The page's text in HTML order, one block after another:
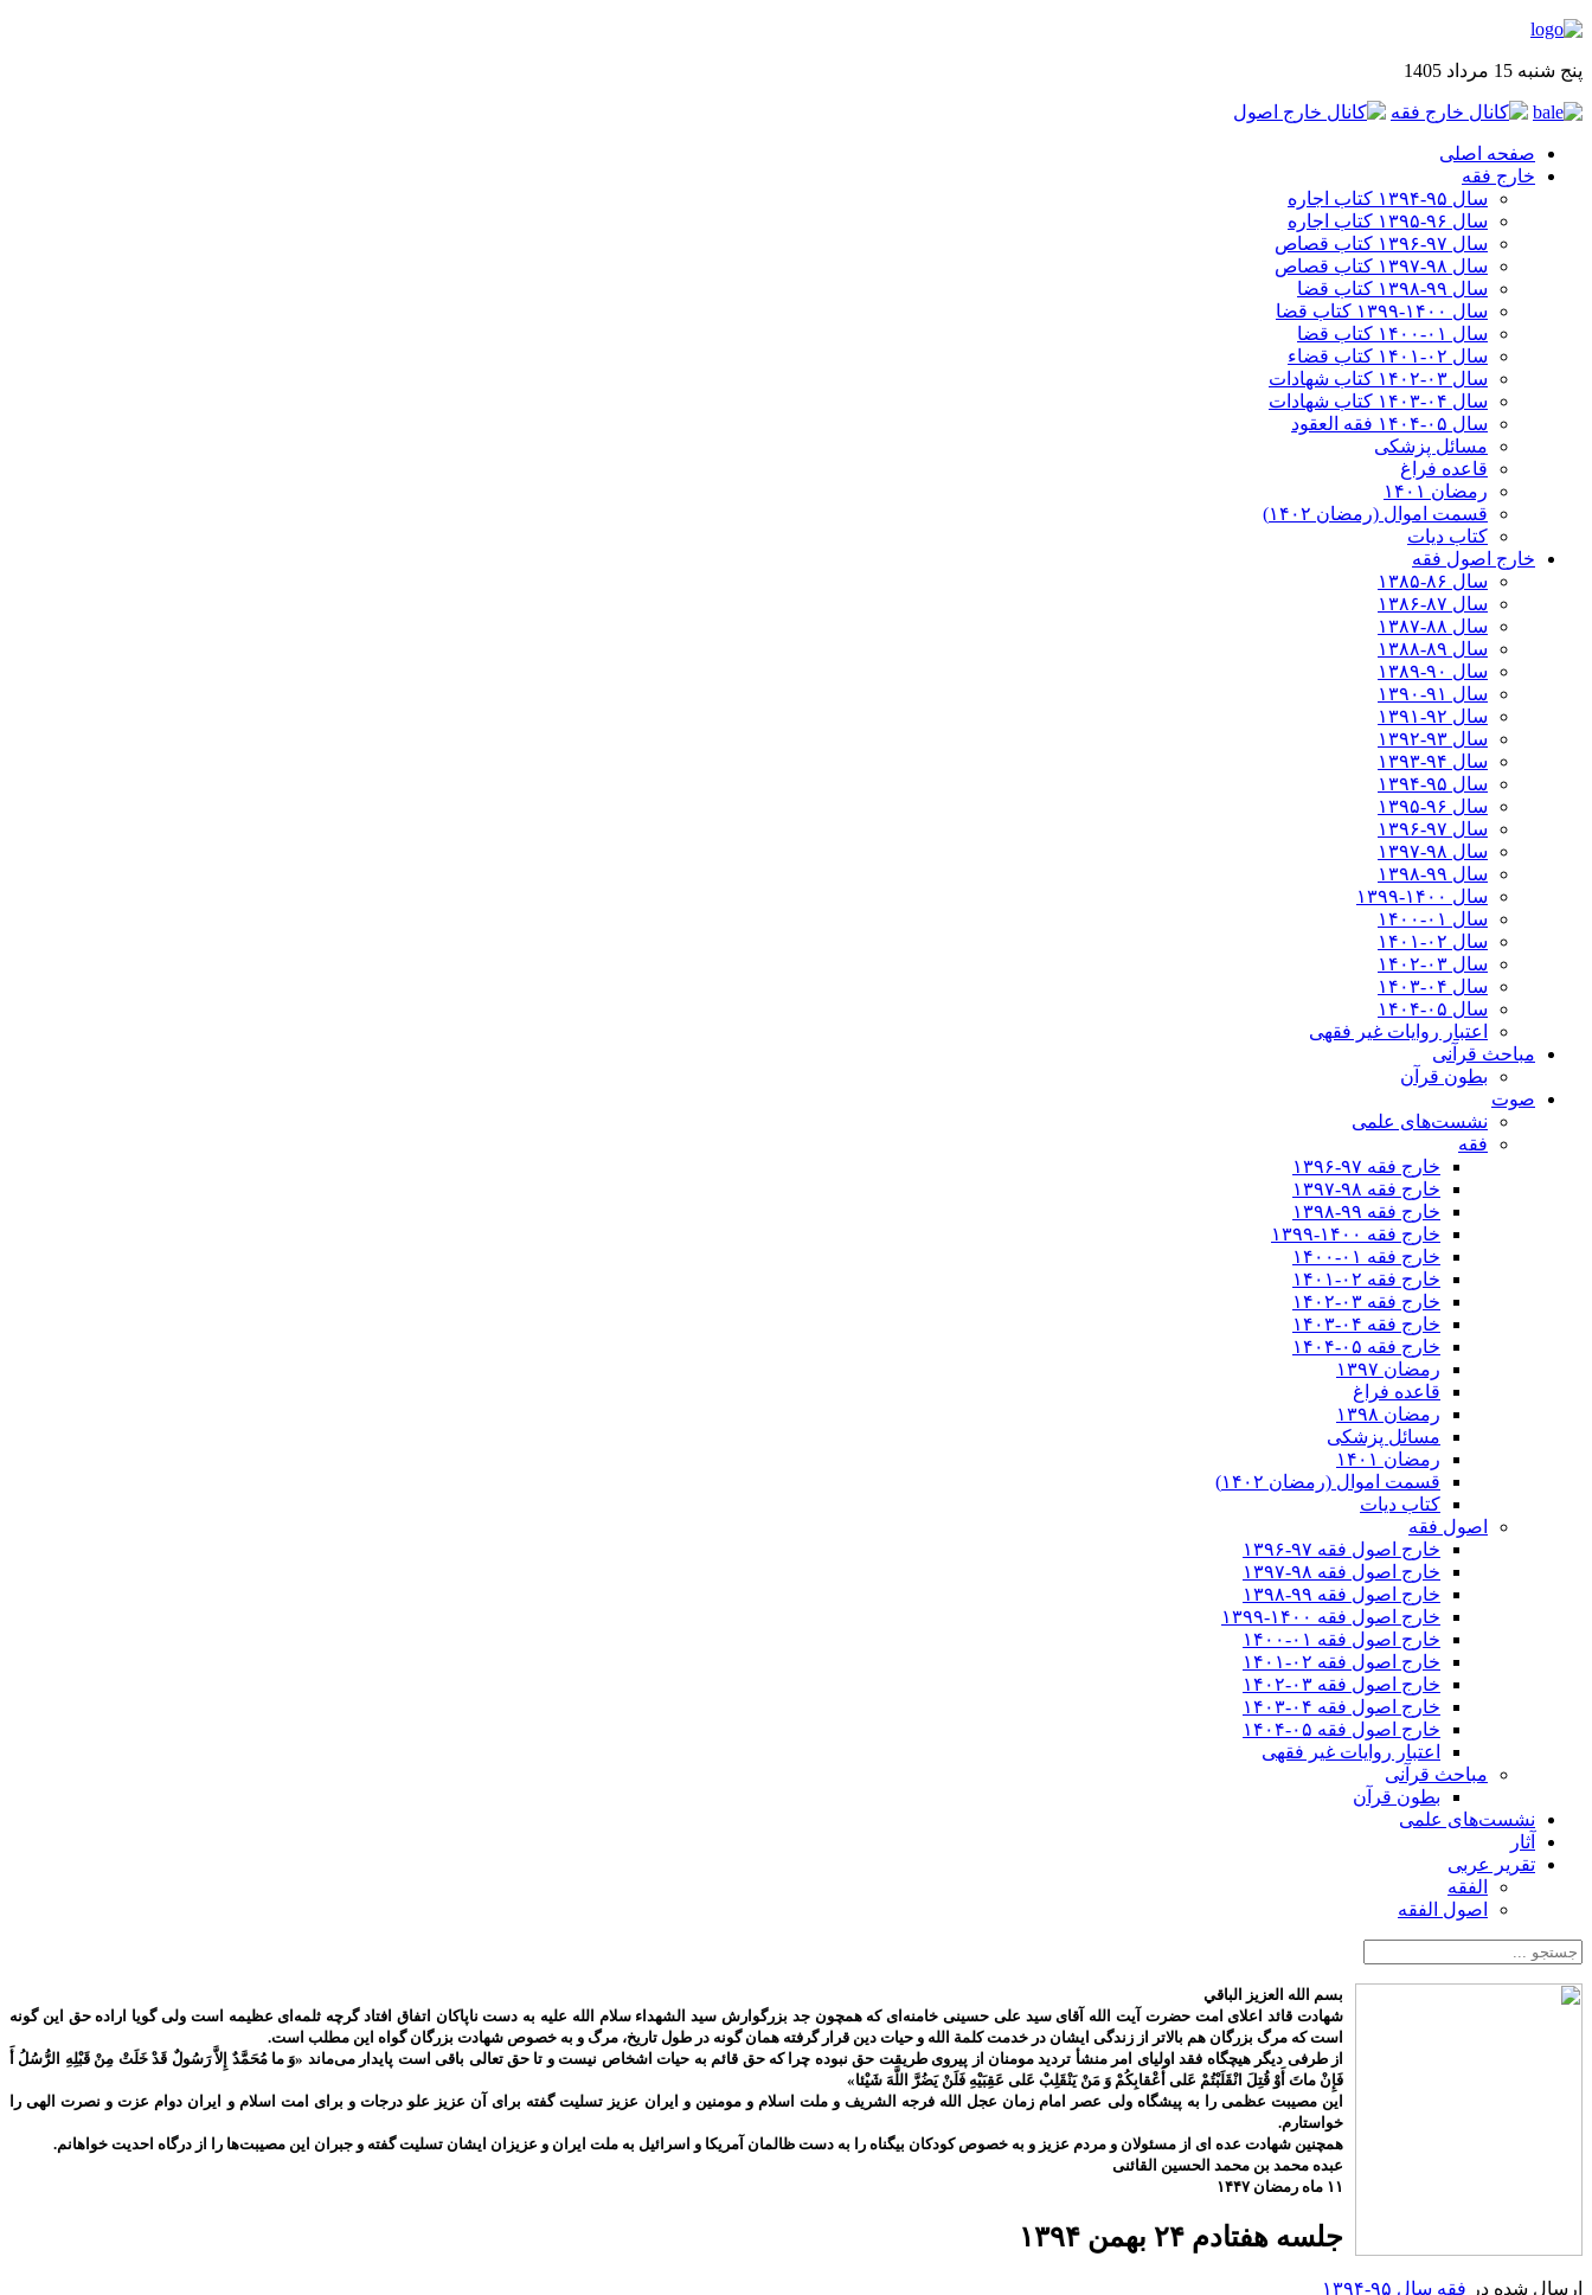
پنج شنبه 15 مرداد 1405
صفحه اصلی
خارج فقه
سال ۹۵-۱۳۹۴ کتاب اجاره
سال ۹۶-۱۳۹۵ کتاب اجاره
سال ۹۷-۱۳۹۶ کتاب قصاص
سال ۹۸-۱۳۹۷ کتاب قصاص
سال ۹۹-۱۳۹۸‍ کتاب قضا
سال ۱۴۰۰-۱۳۹۹ کتاب قضا
سال ۰۱-۱۴۰۰ کتاب قضا
سال ۰۲-۱۴۰۱ کتاب قضاء
سال ۰۳-۱۴۰۲ کتاب شهادات
سال ۰۴-۱۴۰۳ کتاب شهادات
سال ۰۵-۱۴۰۴ فقه العقود
مسائل پزشکی
قاعده فراغ
رمضان ۱۴۰۱
قسمت اموال (رمضان ۱۴۰۲)
کتاب دیات
خارج اصول فقه
سال ۸۶-۱۳۸۵
سال ۸۷-۱۳۸۶
سال ۸۸-۱۳۸۷
سال ۸۹-۱۳۸۸
سال ۹۰-۱۳۸۹
سال ۹۱-۱۳۹۰
سال ۹۲-۱۳۹۱
سال ۹۳-۱۳۹۲
سال ۹۴-۱۳۹۳
سال ۹۵-۱۳۹۴
سال ۹۶-۱۳۹۵
سال ۹۷-۱۳۹۶
سال ۹۸-۱۳۹۷
سال ۹۹-۱۳۹۸‍
سال ۱۴۰۰-۱۳۹۹
سال ۰۱-۱۴۰۰
سال ۰۲-۱۴۰۱
سال ۰۳-۱۴۰۲
سال ۰۴-۱۴۰۳
سال ۰۵-۱۴۰۴
اعتبار روایات غیر فقهی
مباحث قرآنی
بطون قرآن
صوت
نشست‌های علمی
فقه
خارج فقه ۹۷-۱۳۹۶
خارج فقه ۹۸-۱۳۹۷
خارج فقه ۹۹-۱۳۹۸
خارج فقه ۱۴۰۰-۱۳۹۹
خارج فقه ۰۱-۱۴۰۰
خارج فقه ۰۲-۱۴۰۱
خارج فقه ۰۳-۱۴۰۲
خارج فقه ۰۴-۱۴۰۳
خارج فقه ۰۵-۱۴۰۴
رمضان ۱۳۹۷
قاعده فراغ
رمضان ۱۳۹۸
مسائل پزشکی
رمضان ۱۴۰۱
قسمت اموال (رمضان ۱۴۰۲)
کتاب دیات
اصول فقه
خارج اصول فقه ۹۷-۱۳۹۶
خارج اصول فقه ۹۸-۱۳۹۷
خارج اصول فقه ۹۹-۱۳۹۸
خارج اصول فقه ۱۴۰۰-۱۳۹۹
خارج اصول فقه ۰۱-۱۴۰۰
خارج اصول فقه ۰۲-۱۴۰۱
خارج اصول فقه ۰۳-۱۴۰۲
خارج اصول فقه ۰۴-۱۴۰۳
خارج اصول فقه ۰۵-۱۴۰۴
اعتبار روایات غیر فقهی
مباحث قرآنی
بطون قرآن
نشست‌های علمی
آثار
تقریر عربی
الفقه
اصول الفقه
بسم الله العزیز الباقي
شهادت قائد اعلای امت حضرت آیت الله آقای سید علی حسینی خامنه‌ای که همچون جد بزرگوارش سید الشهداء سلام الله علیه به دست ناپاکان اتفاق افتاد گرچه ثلمه‌ای عظیمه است ولی گویا اراده حق این گونه
است که مرگ بزرگان هم بالاتر از زندگی ایشان در خدمت کلمة الله و حیات دین قرار گرفته همان گونه در طول تاریخ، مرگ و به خصوص شهادت بزرگان گواه این مطلب است.
از طرفی دیگر هیچگاه فقد اولیای امر منشأ تردید مومنان از پیروی طریقت حق نبوده چرا که حق قائم به حیات اشخاص نیست و تا حق تعالی باقی است پایدار می‌ماند «وَ ما مُحَمَّدٌ إِلاَّ رَسُولٌ قَدْ خَلَتْ مِنْ قَبْلِهِ الرُّسُلُ أَ
فَإِنْ ماتَ أَوْ قُتِلَ انْقَلَبْتُمْ عَلى‌ أَعْقابِكُمْ وَ مَنْ يَنْقَلِبْ عَلى‌ عَقِبَيْهِ فَلَنْ يَضُرَّ اللَّهَ شَيْئا»
این مصیبت عظمی را به پیشگاه ولی عصر امام زمان عجل الله فرجه الشریف و ملت اسلام و مومنین و ایران عزیز تسلیت گفته برای آن عزیز علو درجات و برای امت اسلام و ایران دوام عزت و نصرت الهی را
خواستارم.
همچنین شهادت عده ای از مسئولان و مردم عزیز و به خصوص کودکان بیگناه را به دست ظالمان آمریکا و اسرائیل به ملت ایران و عزیزان ایشان تسلیت گفته و جبران این مصیبت‌ها را از درگاه احدیت خواهانم.
عبده محمد بن محمد الحسین القائنی
۱۱ ماه رمضان ۱۴۴۷
جلسه هفتادم ۲۴ بهمن ۱۳۹۴
ارسال شده در فقه سال ۹۵-۱۳۹۴